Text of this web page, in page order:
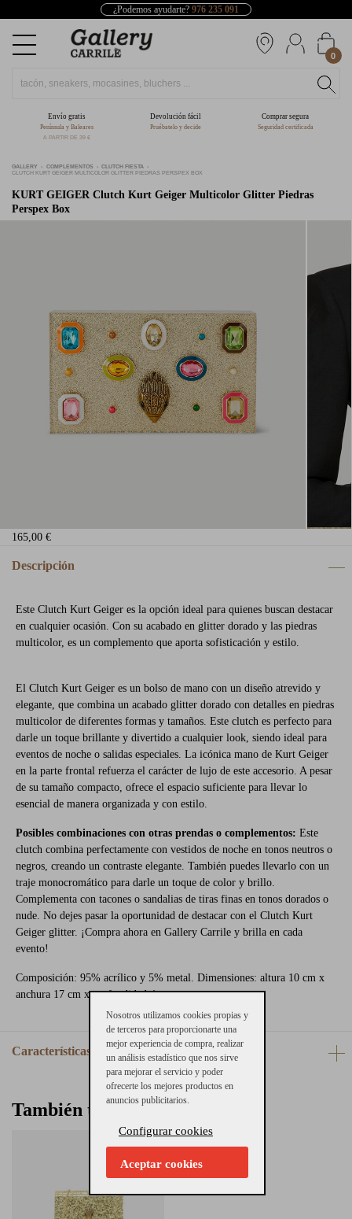
¿Podemos ayudarte? 976 235 091
0
Envío gratis
Península y Baleares
A PARTIR DE 39 €
Devolución fácil
Pruébatelo y decide
Comprar segura
Seguridad certificada
GALLERY COMPLEMENTOS
CLUTCH FIESTA
CLUTCH KURT GEIGER MULTICOLOR GLITTER PIEDRAS PERSPEX BOX
KURT GEIGER Clutch Kurt Geiger Multicolor Glitter Piedras
Perspex Box
165,00 €
Descripción
Este Clutch Kurt Geiger es la opción ideal para quienes buscan destacar
en cualquier ocasión. Con su acabado en glitter dorado y las piedras
multicolor, es un complemento que aporta sofisticación y estilo.
El Clutch Kurt Geiger es un bolso de mano con un diseño atrevido y
elegante, que combina un acabado glitter dorado con detalles en piedras
multicolor de diferentes formas y tamaños. Este clutch es perfecto para
darle un toque brillante y divertido a cualquier look, siendo ideal para
eventos de noche o salidas especiales. La icónica mano de Kurt Geiger
en la parte frontal refuerza el carácter de lujo de este accesorio. A pesar
de su tamaño compacto, ofrece el espacio suficiente para llevar lo
esencial de manera organizada y con estilo.
Posibles combinaciones con otras prendas o complementos: Este
clutch combina perfectamente con vestidos de noche en tonos neutros o
negros, creando un contraste elegante. También puedes llevarlo con un
traje monocromático para darle un toque de color y brillo.
Complementa con tacones o sandalias de tiras finas en tonos dorados o
nude. No dejes pasar la oportunidad de destacar con el Clutch Kurt
Geiger glitter. ¡Compra ahora en Gallery Carrile y brilla en cada
evento!
Composición: 95% acrílico y 5% metal. Dimensiones: altura 10 cm x
anchura 17 cm x profundidad 4 cm
Características
También te puede interesar
Nosotros utilizamos cookies propias y
de terceros para proporcionarte una
mejor experiencia de compra, realizar
un análisis estadístico que nos sirve
para mejorar el servicio y poder
ofrecerte los mejores productos en
anuncios publicitarios.
Configurar cookies
Aceptar cookies